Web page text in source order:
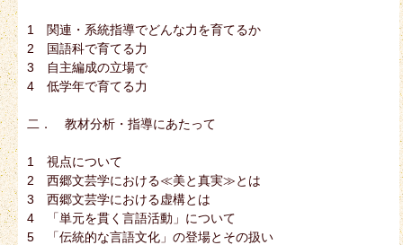
1 関連・系統指導でどんな力を育てるか
2 国語科で育てる力
3 自主編成の立場で
4 低学年で育てる力
二． 教材分析・指導にあたって
1 視点について
2 西郷文芸学における≪美と真実≫とは
3 西郷文芸学における虚構とは
4 「単元を貫く言語活動」について
5 「伝統的な言語文化」の登場とその扱い